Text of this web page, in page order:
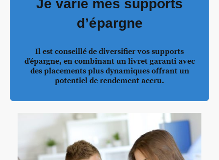
Je varie mes supports
d’épargne
Il est conseillé de diversifier vos supports
d’épargne, en combinant un livret garanti avec
des placements plus dynamiques offrant un
potentiel de rendement accru.